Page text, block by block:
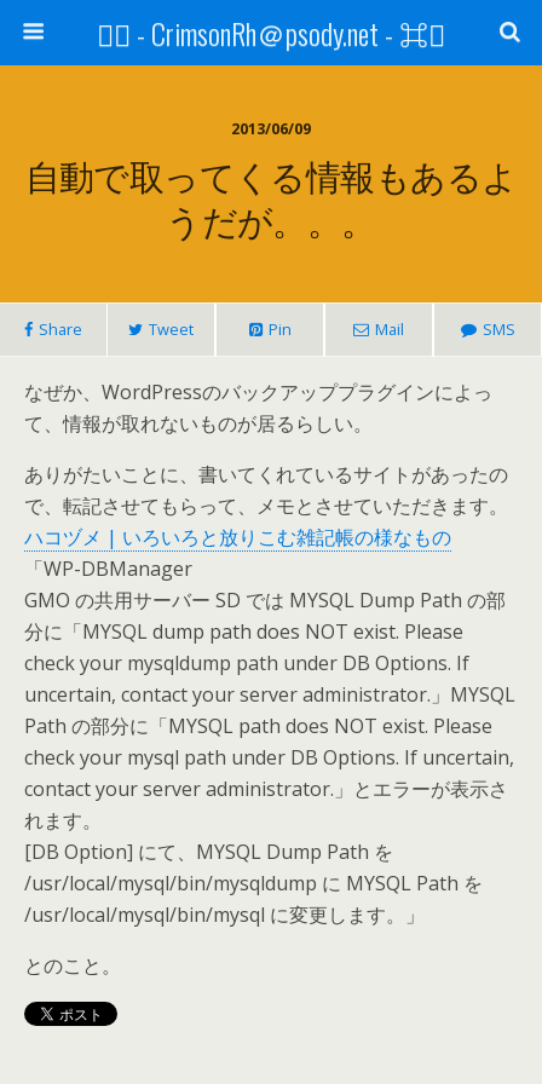
⌘ - CrimsonRh＠psody.net - ⌘
2013/06/09
自動で取ってくる情報もあるよ
うだが。。。
Share Tweet Pin Mail SMS
なぜか、WordPressのバックアッププラグインによっ
て、情報が取れないものが居るらしい。
ありがたいことに、書いてくれているサイトがあったの
で、転記させてもらって、メモとさせていただきます。
ハコヅメ | いろいろと放りこむ雑記帳の様なもの
「WP-DBManager
GMO の共用サーバー SD では MYSQL Dump Path の部
分に「MYSQL dump path does NOT exist. Please
check your mysqldump path under DB Options. If
uncertain, contact your server administrator.」MYSQL
Path の部分に「MYSQL path does NOT exist. Please
check your mysql path under DB Options. If uncertain,
contact your server administrator.」とエラーが表示さ
れます。
[DB Option] にて、MYSQL Dump Path を
/usr/local/mysql/bin/mysqldump に MYSQL Path を
/usr/local/mysql/bin/mysql に変更します。」
とのこと。